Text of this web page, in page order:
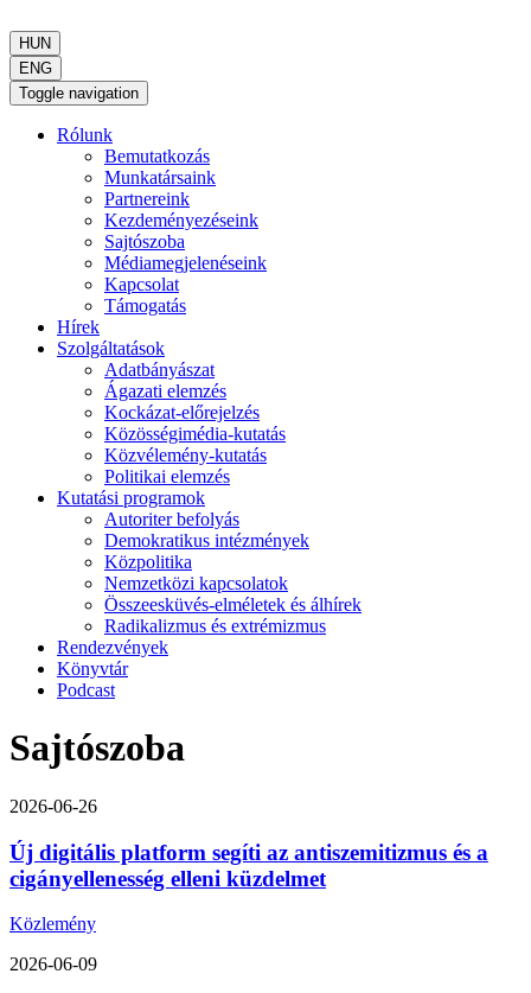
HUN
ENG
Toggle navigation
Rólunk
Bemutatkozás
Munkatársaink
Partnereink
Kezdeményezéseink
Sajtószoba
Médiamegjelenéseink
Kapcsolat
Támogatás
Hírek
Szolgáltatások
Adatbányászat
Ágazati elemzés
Kockázat-előrejelzés
Közösségimédia-kutatás
Közvélemény-kutatás
Politikai elemzés
Kutatási programok
Autoriter befolyás
Demokratikus intézmények
Közpolitika
Nemzetközi kapcsolatok
Összeesküvés-elméletek és álhírek
Radikalizmus és extrémizmus
Rendezvények
Könyvtár
Podcast
Sajtószoba
2026-06-26
Új digitális platform segíti az antiszemitizmus és a
cigányellenesség elleni küzdelmet
Közlemény
2026-06-09